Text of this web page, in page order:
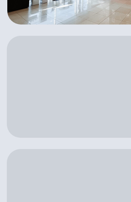
г. Темрюк, ул. Советская, д. 210